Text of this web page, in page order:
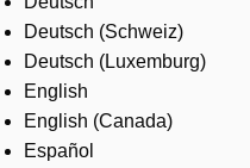
Where to buy
Contact us
Careers
Deutsch (Schweiz)
Deutsch (Luxemburg)
English
English (Canada)
Español